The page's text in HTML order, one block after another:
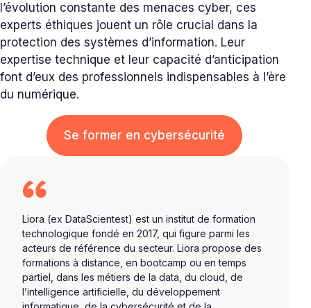
l’évolution constante des menaces cyber, ces
experts éthiques jouent un rôle crucial dans la
protection des systèmes d’information. Leur
expertise technique et leur capacité d’anticipation
font d’eux des professionnels indispensables à l’ère
du numérique.
Se former en cybersécurité
Liora (ex DataScientest) est un institut de formation
technologique fondé en 2017, qui figure parmi les
acteurs de référence du secteur. Liora propose des
formations à distance, en bootcamp ou en temps
partiel, dans les métiers de la data, du cloud, de
l’intelligence artificielle, du développement